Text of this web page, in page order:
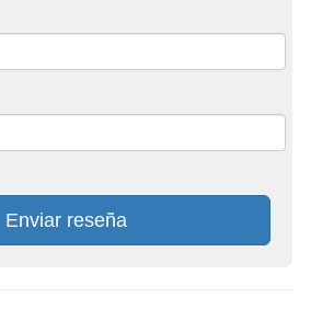
Enviar reseña